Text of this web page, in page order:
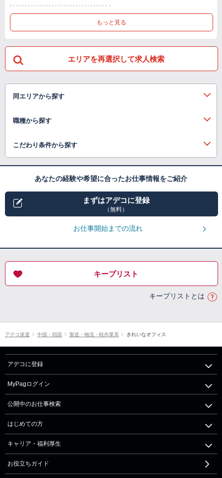
もっと見る
エリアを再選択して求人検索
同エリアから探す
職種から探す
こだわり条件から探す
あなたの経験や希望に合ったお仕事情報をご紹介
まずはアデコに登録
（無料）
お仕事開始までの流れ
キープリスト
キープリストとは
アデコ派遣 中国・四国 製造・物流・軽作業系 きれいなオフィス
アデコに登録
MyPagログイン
公開中のお仕事検索
はじめての方
キャリア・福利厚生
お役立ちガイド